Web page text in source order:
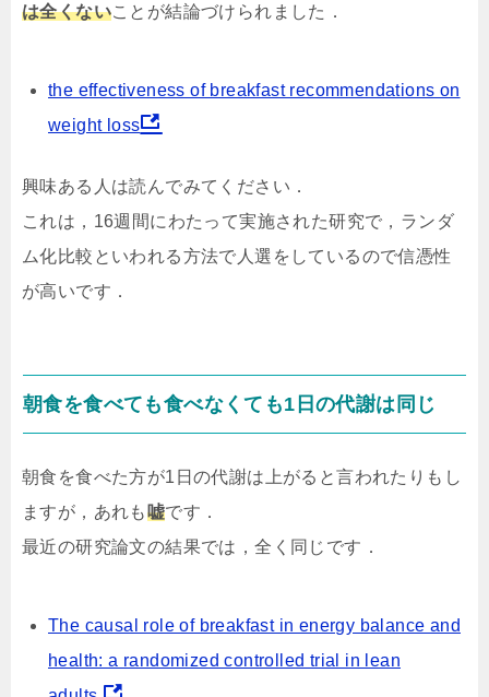
は全くないことが結論づけられました．
the effectiveness of breakfast recommendations on
weight loss
興味ある人は読んでみてください．
これは，16週間にわたって実施された研究で，ランダ
ム化比較といわれる方法で人選をしているので信憑性
が高いです．
朝食を食べても食べなくても1日の代謝は同じ
朝食を食べた方が1日の代謝は上がると言われたりもし
ますが，あれも嘘です．
最近の研究論文の結果では，全く同じです．
The causal role of breakfast in energy balance and
health: a randomized controlled trial in lean